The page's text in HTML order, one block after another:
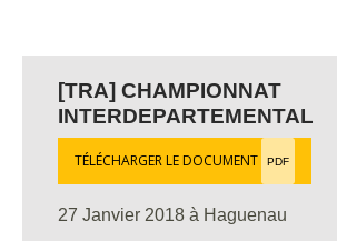
[TRA] CHAMPIONNAT
INTERDEPARTEMENTAL
TÉLÉCHARGER LE DOCUMENT PDF
27 Janvier 2018 à Haguenau